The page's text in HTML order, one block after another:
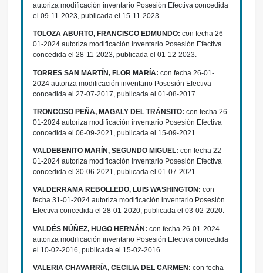
autoriza modificación inventario Posesión Efectiva concedida
el 09-11-2023, publicada el 15-11-2023.
TOLOZA ABURTO, FRANCISCO EDMUNDO: con fecha 26-
01-2024 autoriza modificación inventario Posesión Efectiva
concedida el 28-11-2023, publicada el 01-12-2023.
TORRES SAN MARTÍN, FLOR MARÍA: con fecha 26-01-
2024 autoriza modificación inventario Posesión Efectiva
concedida el 27-07-2017, publicada el 01-08-2017.
TRONCOSO PEÑA, MAGALY DEL TRÁNSITO: con fecha 26-
01-2024 autoriza modificación inventario Posesión Efectiva
concedida el 06-09-2021, publicada el 15-09-2021.
VALDEBENITO MARÍN, SEGUNDO MIGUEL: con fecha 22-
01-2024 autoriza modificación inventario Posesión Efectiva
concedida el 30-06-2021, publicada el 01-07-2021.
VALDERRAMA REBOLLEDO, LUIS WASHINGTON: con
fecha 31-01-2024 autoriza modificación inventario Posesión
Efectiva concedida el 28-01-2020, publicada el 03-02-2020.
VALDÉS NÚÑEZ, HUGO HERNÁN: con fecha 26-01-2024
autoriza modificación inventario Posesión Efectiva concedida
el 10-02-2016, publicada el 15-02-2016.
VALERIA CHAVARRÍA, CECILIA DEL CARMEN: con fecha